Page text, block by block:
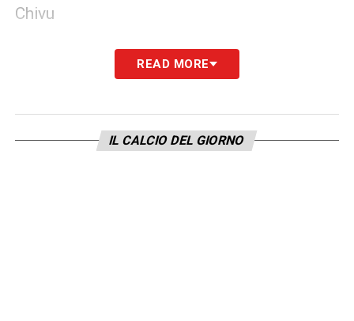
Chivu
LA PLAYLIST DELLE NOSTRE TOP NEWS
READ MORE
IL CALCIO DEL GIORNO